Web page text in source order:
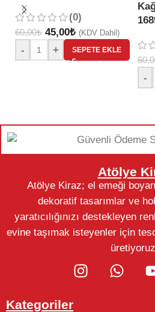
(0)
60,00₺ 45,00₺ (KDV Dahil)
- + SEPETE EKLE
-
Atölye
Atölye Kiraz; el emeği
dekoratif tasarımlar ve
yaratıcılığınızı destekleyen
evine taşımak isteyenler için
Kategoriler